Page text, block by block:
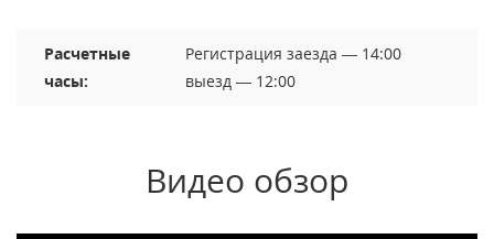
Расчетные
часы:
Регистрация заезда — 14:00
выезд — 12:00
Видео обзор